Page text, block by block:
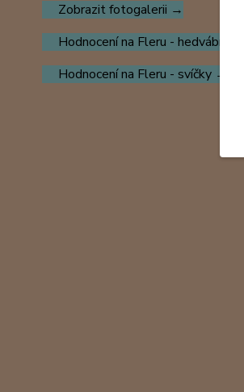
Zobrazit fotogalerii →
Hodnocení na Fleru - hedvábí→
Hodnocení na Fleru - svíčky →